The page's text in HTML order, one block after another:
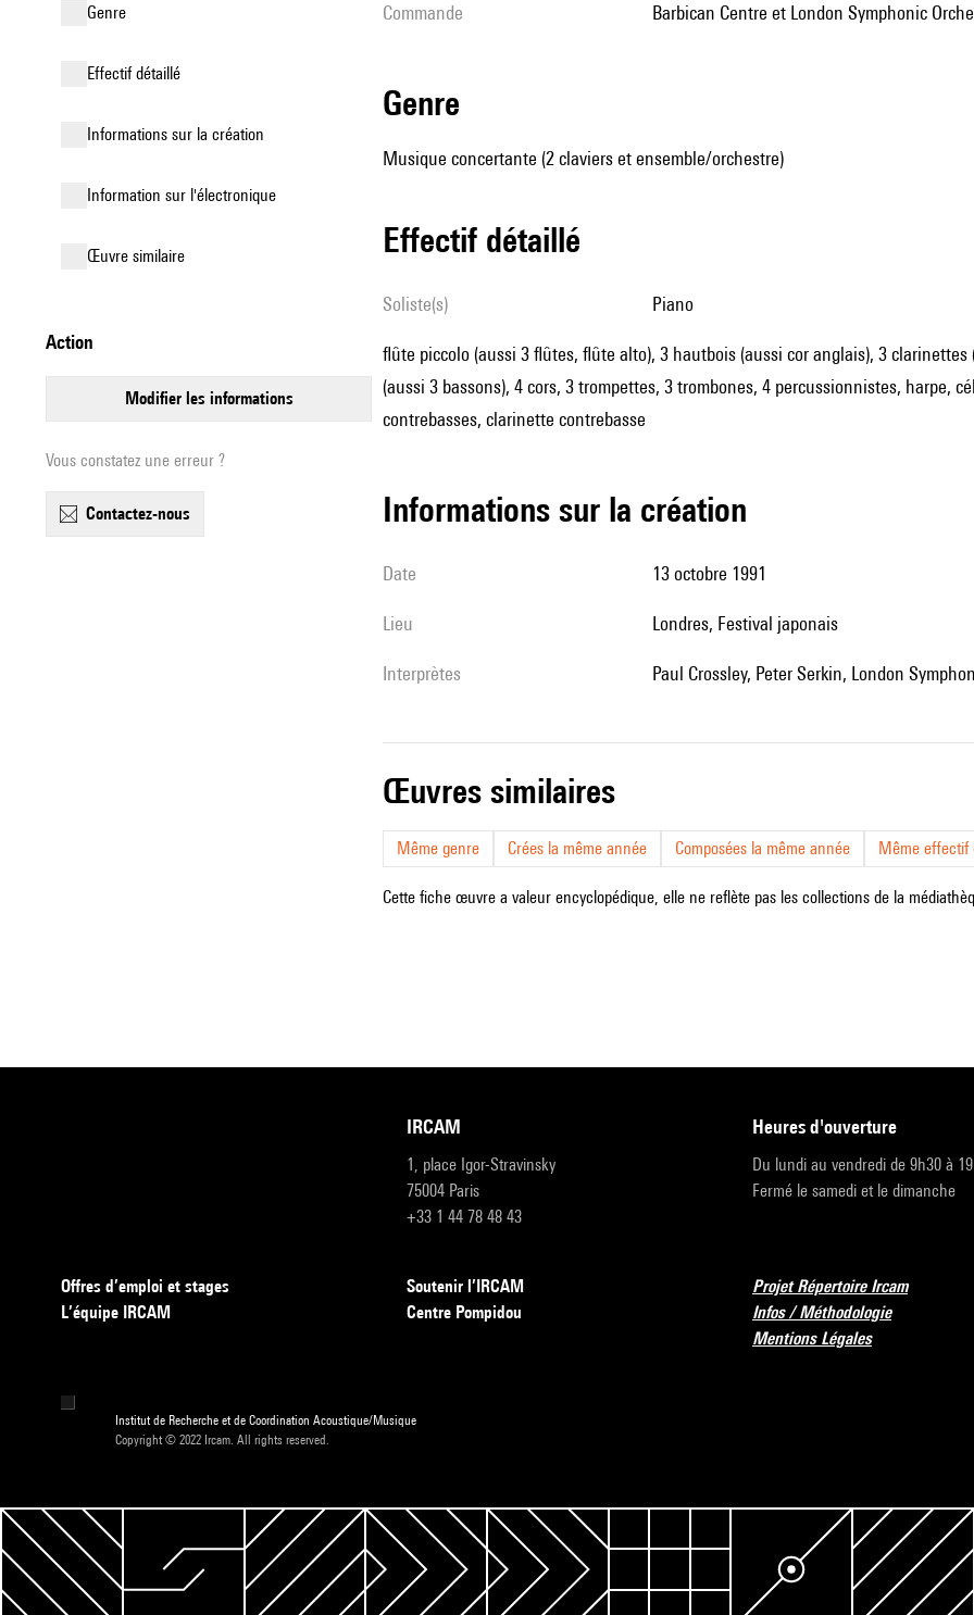
genre
effectif détaillé
informations sur la création
Information sur l'électronique
œuvre similaire
action
modifier les informations
Vous constatez une erreur ?
contactez-nous
Commande Barbican Centre et London Symphonic
genre
Musique concertante (2 claviers et ensemble/orchestre)
effectif détaillé
Soliste(s) piano
flûte piccolo (aussi 3 flûtes, flûte alto), 3 hautbois (aussi cor anglais), 3
(aussi 3 bassons), 4 cors, 3 trompettes, 3 trombones, 4 percussionnistes, harpe,
contrebasses, clarinette contrebasse
informations sur la création
date 13 octobre 1991
lieu Londres, Festival japonais
interprètes Paul Crossley, Peter Serkin, London
œuvres similaires
Même genre Crées la même année Composées la même année Même effectif
Cette fiche œuvre a valeur encyclopédique, elle ne reflète pas les collections de la
IRCAM
1, place Igor-Stravinsky
75004 Paris
+33 1 44 78 48 43
heures d'ouverture
Du lundi au vendredi de 9h30 à
Fermé le samedi et le dimanche
Offres d’emploi et stages
L’équipe IRCAM
Soutenir l’IRCAM
Centre Pompidou
Projet Répertoire Ircam
Infos / Méthodologie
Mentions Légales
Institut de Recherche et de Coordination Acoustique/Musique
Copyright © 2022 Ircam. All rights reserved.